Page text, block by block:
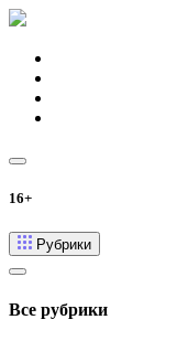
16+
Рубрики
Все рубрики